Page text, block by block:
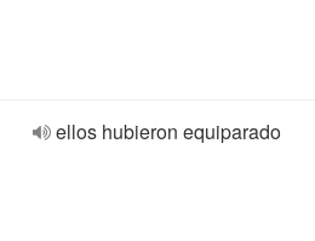
ellos hubieron equiparado